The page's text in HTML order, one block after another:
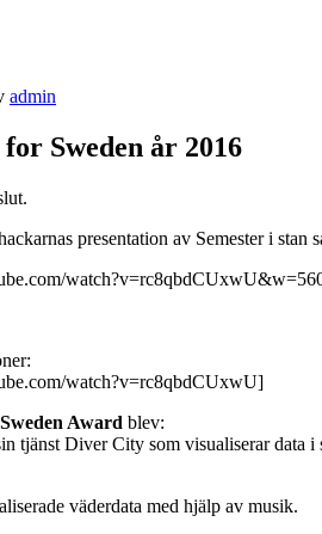
admin
Sweden år 2016
presentation av Semester i stan
watch?v=rc8qbdCUxwU]
Award blev:
tjänst Diver City som visualiserar data i
väderdata med hjälp av musik.